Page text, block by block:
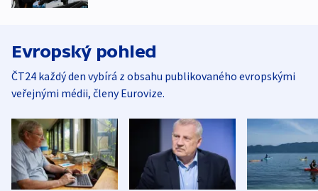
Evropský pohled
ČT24 každý den vybírá z obsahu publikovaného evropskými
veřejnými médii, členy Eurovize.